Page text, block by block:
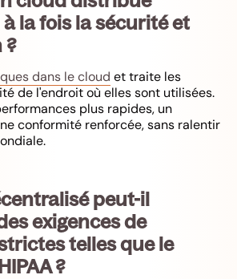
la fois la sécurité et
?
dans le cloud et traite les
de l'endroit où elles sont utilisées.
plus rapides, un
conformité renforcée, sans ralentir
peut-il
exigences de
telles que le
?